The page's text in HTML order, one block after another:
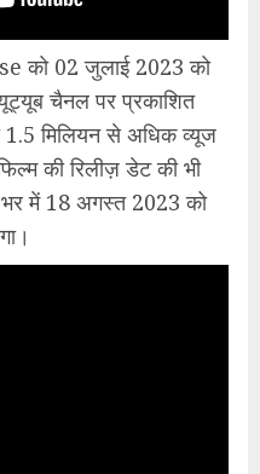
को 02 जुलाई 2023 को
चैनल पर प्रकाशित
1.5 मिलियन से अधिक व्यूज
की रिलीज़ डेट की भी
भर में 18 अगस्त 2023 को